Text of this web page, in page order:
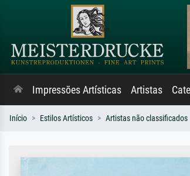
Impressões Artísticas Artistas
Início Estilos Artísticos Artistas não classificados